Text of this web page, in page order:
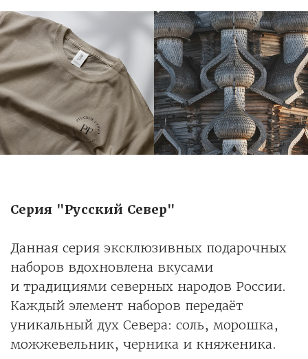
Серия "Русский Север"
Данная серия эксклюзивных подарочных
наборов вдохновлена вкусами
и традициями северных народов России.
Каждый элемент наборов передаёт
уникальный дух Севера: соль, морошка,
можжевельник, черника и княженика.